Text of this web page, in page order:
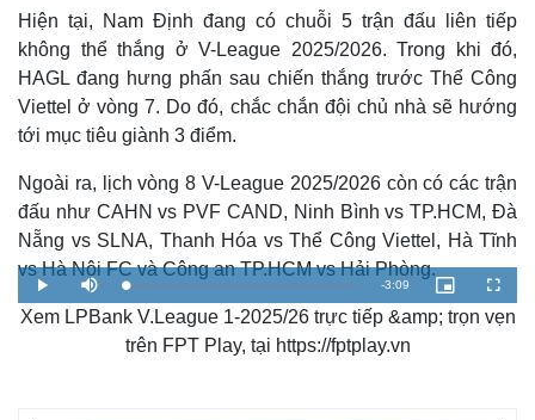
Hiện tại, Nam Định đang có chuỗi 5 trận đấu liên tiếp
không thể thắng ở V-League 2025/2026. Trong khi đó,
HAGL đang hưng phấn sau chiến thắng trước Thể Công
Viettel ở vòng 7. Do đó, chắc chắn đội chủ nhà sẽ hướng
tới mục tiêu giành 3 điểm.
Ngoài ra, lịch vòng 8 V-League 2025/2026 còn có các trận
đấu như CAHN vs PVF CAND, Ninh Bình vs TP.HCM, Đà
Nẵng vs SLNA, Thanh Hóa vs Thể Công Viettel, Hà Tĩnh
vs Hà Nội FC và Công an TP.HCM vs Hải Phòng.
P
l
a
y
M
u
t
e
L
o
a
d
d
R
e
m
-3:09
P
i
c
F
u
l
Xem LPBank V.League 1-2025/26 trực tiếp &amp; trọn vẹn
trên FPT Play, tại https://fptplay.vn